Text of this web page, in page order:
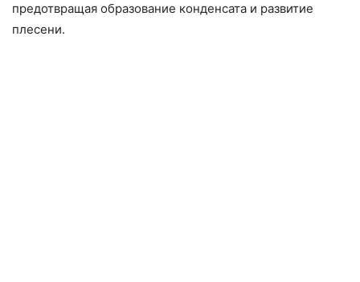
предотвращая образование конденсата и развитие
плесени.